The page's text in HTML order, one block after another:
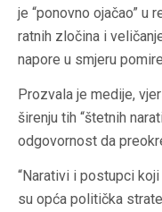
je “ponovno ojačao” u
ratnih zločina i
napore u smjeru
Prozvala je medije,
širenju tih “štetnih
odgovornost da
“Narativi i postupci
su opća politička